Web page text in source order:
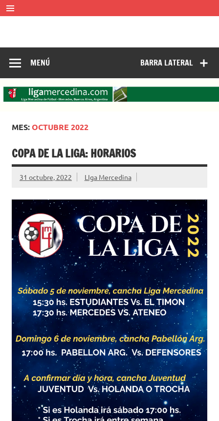
Saltar
contenido
ligamercedinadefutbol@hotmail.com ————— 02324-
BARRA LATERAL
MENÚ
MES:OCTUBRE 2022
COPA DE LA LIGA: HORARIOS
31 octubre, 2022 LIga Mercedina